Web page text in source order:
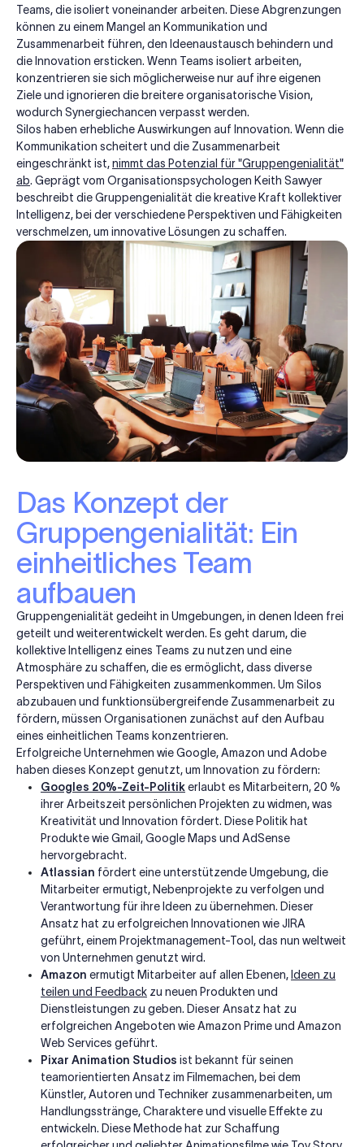
Teams, die isoliert voneinander arbeiten. Diese Abgrenzungen
können zu einem Mangel an Kommunikation und
Zusammenarbeit führen, den Ideenaustausch behindern und
die Innovation ersticken. Wenn Teams isoliert arbeiten,
konzentrieren sie sich möglicherweise nur auf ihre eigenen
Ziele und ignorieren die breitere organisatorische Vision,
wodurch Synergiechancen verpasst werden.
Silos haben erhebliche Auswirkungen auf Innovation. Wenn die
Kommunikation scheitert und die Zusammenarbeit
eingeschränkt ist,nimmt das Potenzial für "Gruppengenialität"
ab. Geprägt vom Organisationspsychologen Keith Sawyer
beschreibt die Gruppengenialität die kreative Kraft kollektiver
Intelligenz, bei der verschiedene Perspektiven und Fähigkeiten
verschmelzen, um innovative Lösungen zu schaffen.
Das Konzept der
Gruppengenialität: Ein
einheitliches Team
aufbauen
Gruppengenialität gedeiht in Umgebungen, in denen Ideen frei
geteilt und weiterentwickelt werden. Es geht darum, die
kollektive Intelligenz eines Teams zu nutzen und eine
Atmosphäre zu schaffen, die es ermöglicht, dass diverse
Perspektiven und Fähigkeiten zusammenkommen. Um Silos
abzubauen und funktionsübergreifende Zusammenarbeit zu
fördern, müssen Organisationen zunächst auf den Aufbau
eines einheitlichen Teams konzentrieren.
Erfolgreiche Unternehmen wie Google, Amazon und Adobe
haben dieses Konzept genutzt, um Innovation zu fördern:
Googles 20%-Zeit-Politikerlaubt es Mitarbeitern, 20 %
ihrer Arbeitszeit persönlichen Projekten zu widmen, was
Kreativität und Innovation fördert. Diese Politik hat
Produkte wie Gmail, Google Maps und AdSense
hervorgebracht.
Atlassian fördert eine unterstützende Umgebung, die
Mitarbeiter ermutigt, Nebenprojekte zu verfolgen und
Verantwortung für ihre Ideen zu übernehmen. Dieser
Ansatz hat zu erfolgreichen Innovationen wie JIRA
geführt, einem Projektmanagement-Tool, das nun weltweit
von Unternehmen genutzt wird.
Amazon ermutigt Mitarbeiter auf allen Ebenen, Ideen zu
teilen und Feedback zu neuen Produkten und
Dienstleistungen zu geben. Dieser Ansatz hat zu
erfolgreichen Angeboten wie Amazon Prime und Amazon
Web Services geführt.
Pixar Animation Studios ist bekannt für seinen
teamorientierten Ansatz im Filmemachen, bei dem
Künstler, Autoren und Techniker zusammenarbeiten, um
Handlungsstränge, Charaktere und visuelle Effekte zu
entwickeln. Diese Methode hat zur Schaffung